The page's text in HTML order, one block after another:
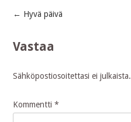
Post
navigation
← Hyvä päivä
Vastaa
Sähköpostiosoitettasi ei julkaista.
Kommentti*